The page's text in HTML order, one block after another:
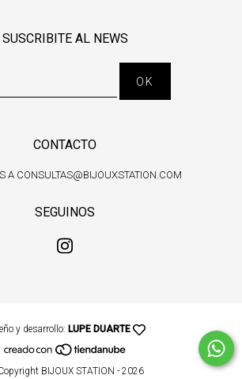
SUSCRIBITE AL NEWS
CONTACTO
A CONSULTAS@BIJOUXSTATION.COM
SEGUINOS
y desarrollo: LUPE DUARTE
BIJOUX STATION - 2026